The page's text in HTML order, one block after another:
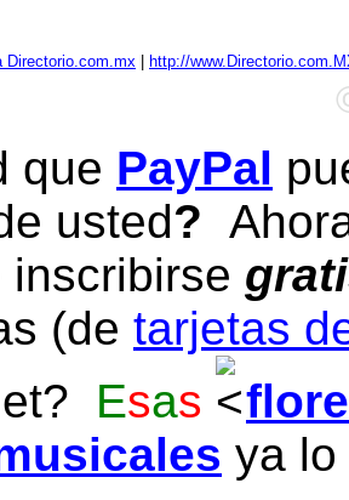
Directorio.com.mx http://
que PayPal
usted?
inscribirse
(de tarjetas
Esas
ya